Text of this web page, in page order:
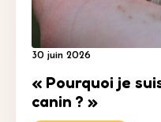
« Pourquoi je
canin ? »
30 juin 2026